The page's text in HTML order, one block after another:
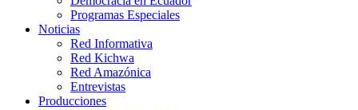
Programas Especiales
Noticias
Red Informativa
Red Kichwa
Red Amazónica
Entrevistas
Producciones